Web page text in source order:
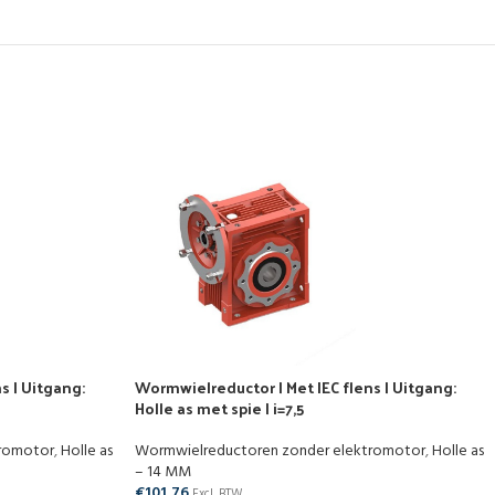
| Uitgang:
,Holle as
Wormwielreductor | Met IEC flens | Uitgang:
Holle as met spie | i=7,5
Wormwielreductoren zonder elektromotor,Holle as
– 14 MM